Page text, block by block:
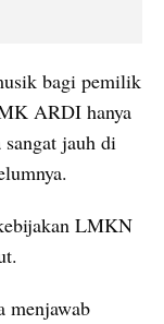
bagi pemilik
ARDI hanya
jauh di
LMKN
menjawab